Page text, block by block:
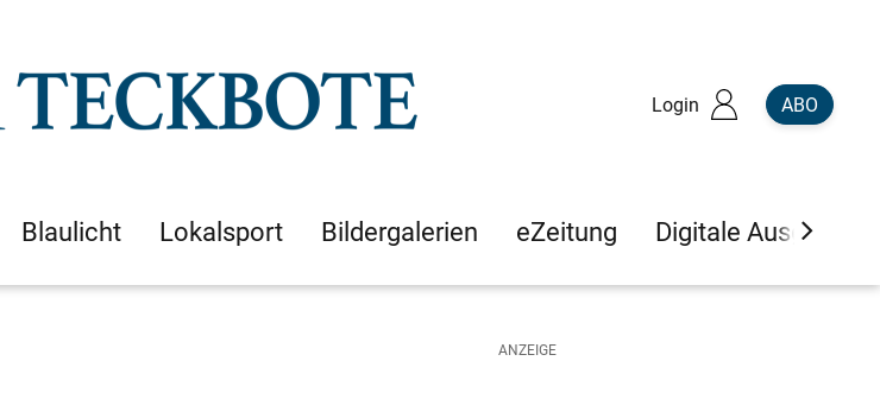
Login ABO
Blaulicht Lokalsport Bildergalerien eZeitung Digitale Ausgaben